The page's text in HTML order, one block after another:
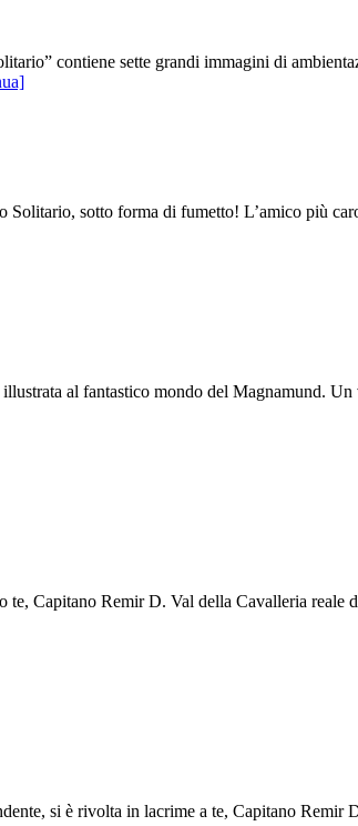
contiene sette grandi immagini di
Solitario, sotto forma di fumetto! L’amico più
al fantastico mondo del Magnamund.
Capitano Remir D. Val della Cavalleria reale
si è rivolta in lacrime a te, Capitano